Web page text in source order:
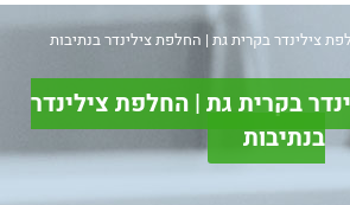
צילינדר בקרית גת | החלפת צילינדר בנתיבות
בקרית גת | החלפת צילינדר
בנתיבות